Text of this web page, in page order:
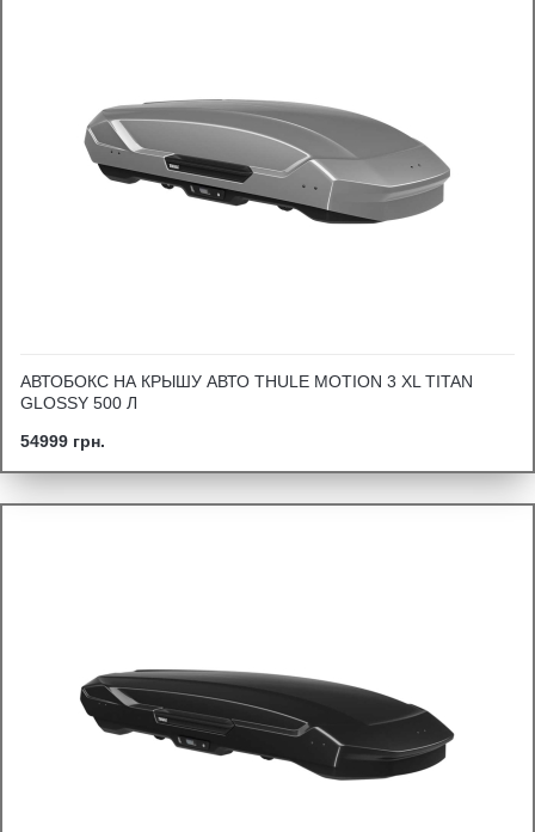
АВТОБОКС НА КРЫШУ АВТО THULE MOTION 3 XL TITAN
GLOSSY 500 Л
54999 грн.